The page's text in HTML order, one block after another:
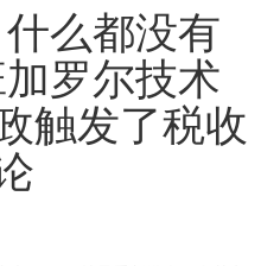
么都没有
罗尔技术
触发了税收